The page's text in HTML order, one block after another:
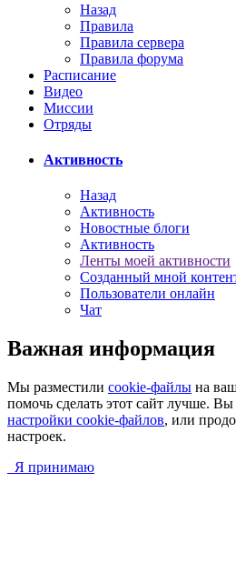
Назад
Правила
Правила сервера
Правила форума
Расписание
Видео
Миссии
Отряды
Активность
Назад
Активность
Новостные блоги
Активность
Ленты моей активности
Созданный мной
Пользователи онлайн
Чат
Важная информация
Мы разместили cookie-файлы на
помочь сделать этот сайт лучше.
настройки cookie-файлов, или
настроек.
Я принимаю